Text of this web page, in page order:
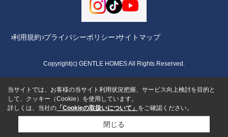
利用規約 プライバシーポリシー サイトマップ
Copyright(c) GENTLE HOMES All Rights Reserved.
当サイトでは、お客様の当サイト利用状況把握、サービス向上検討を目的と
して、クッキー（Cookie）を使用しています。
詳しくは、当社の 「Cookieの取扱いについて」 をご確認ください。
閉じる